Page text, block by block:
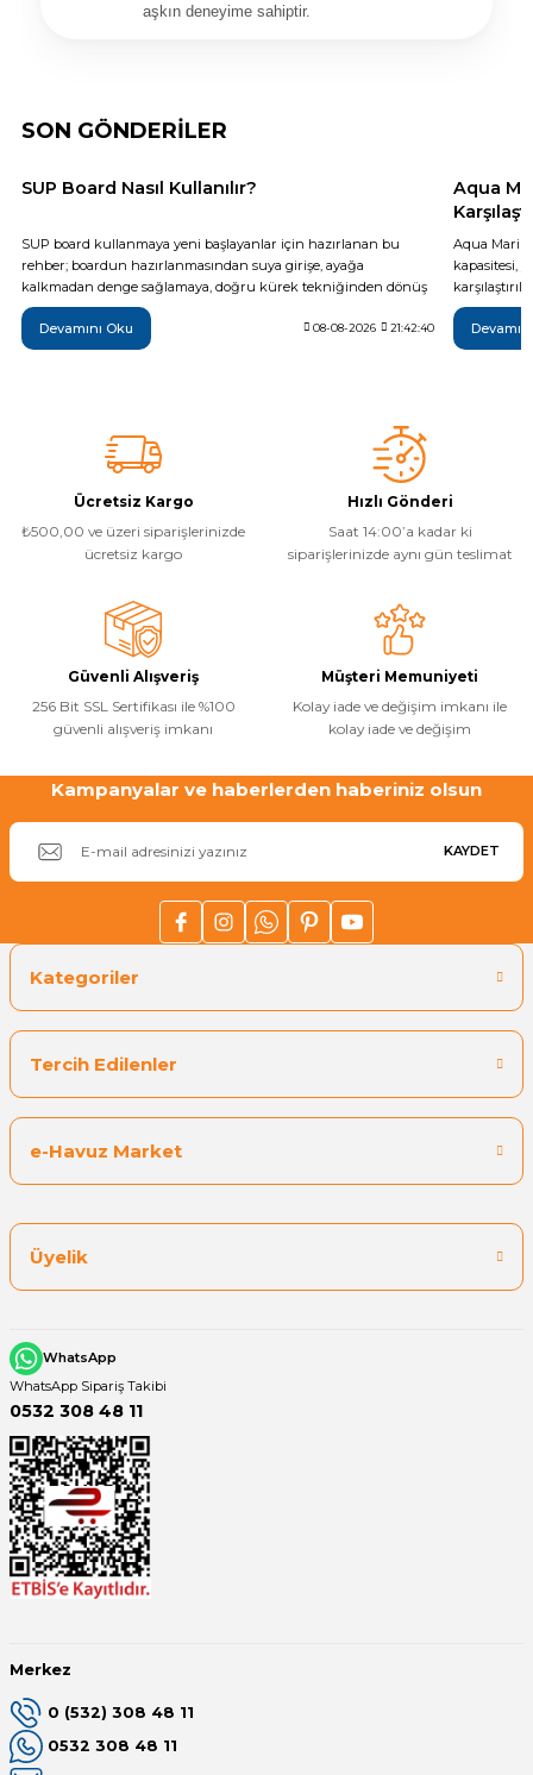
aşkın deneyime sahiptir.
SON GÖNDERİLER
SUP Board Nasıl Kullanılır?
SUP board kullanmaya yeni başlayanlar için hazırlanan bu
rehber; boardun hazırlanmasından suya girişe, ayağa
kalkmadan denge sağlamaya, doğru kürek tekniğinden dönüş
ve rota kontrolüne kadar temel kullanım adımlarını açıklar.
Güvenli bir ilk sürüş için gerekli ekipmanlar, rüzgâr ve su
koşulları, sık yapılan hatalar, düşme sonrası boarda çıkış ve
Devamını Oku 08-08-2026 21:42:40
Aqua
Aqua
kapasitesi,
olduğu
Monster,
farkları
Ücretsiz Kargo
₺500,00 ve üzeri siparişlerinizde
ücretsiz kargo
Hızlı Gönderi
Saat 14:00’a kadar ki
siparişlerinizde aynı gün teslimat
Güvenli Alışveriş
256 Bit SSL Sertifikası ile %100
güvenli alışveriş imkanı
Müşteri Memuniyeti
Kolay iade ve değişim imkanı ile
kolay iade ve değişim
Kampanyalar ve haberlerden haberiniz olsun
KAYDET
Kategoriler
Tercih Edilenler
e-Havuz Market
Üyelik
WhatsApp
WhatsApp Sipariş Takibi
0532 308 48 11
Merkez
0 (532) 308 48 11
0532 308 48 11